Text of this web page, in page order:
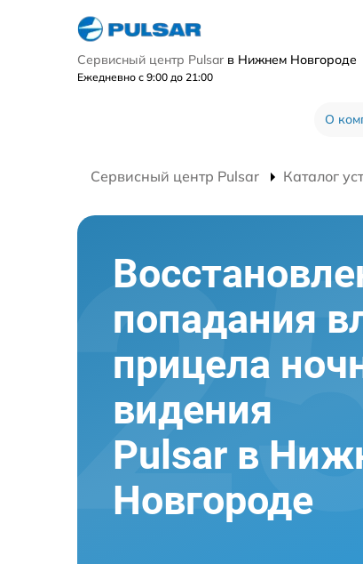
Сервисный центр Pulsar в Нижнем Новгороде
Ежедневно с 9:00 до 21:00
О
Сервисный центр Pulsar Каталог
попадания
прицела
видения
Pulsar в
Новгороде